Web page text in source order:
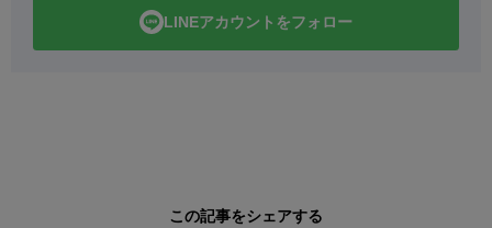
LINEアカウントをフォロー
この記事をシェアする